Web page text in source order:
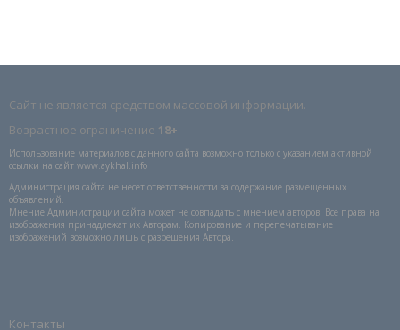
Сайт не является средством массовой информации.
Возрастное ограничение 18+
Использование материалов с данного сайта возможно только с указанием активной
ссылки на сайт www.aykhal.info
Администрация сайта не несет ответственности за содержание размещенных
объявлений.
Мнение Администрации сайта может не совпадать с мнением авторов. Все права на
изображения принадлежат их Авторам. Копирование и перепечатывание
изображений возможно лишь с разрешения Автора.
Контакты